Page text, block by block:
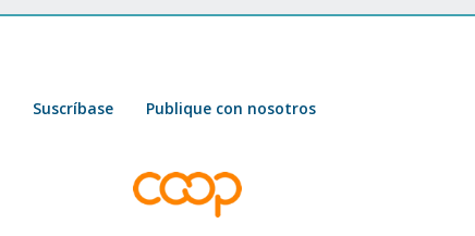
Suscríbase Publique con nosotros